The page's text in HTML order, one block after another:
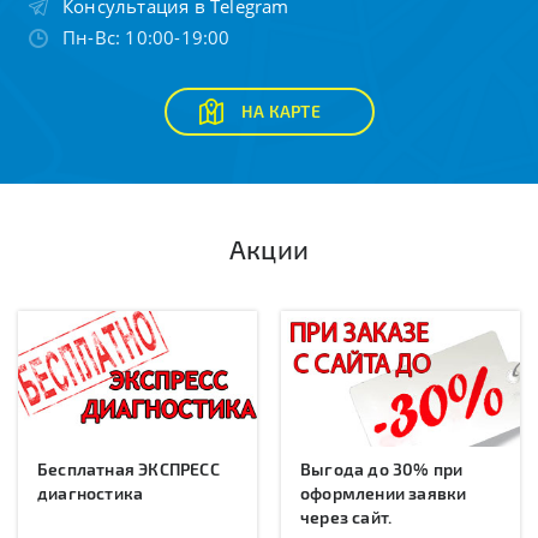
Консультация в Telegram
Пн-Вс: 10:00-19:00
НА КАРТЕ
Акции
Бесплатная ЭКСПРЕСС
диагностика
Выгода до 30% при
оформлении заявки
через сайт.